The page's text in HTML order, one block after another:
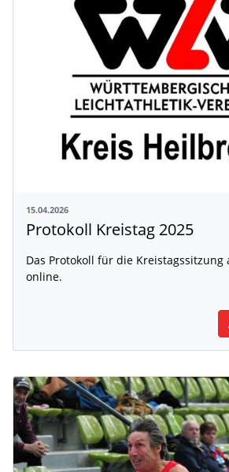
15.04.2026
Protokoll Kreistag 2025
Das Protokoll für die Kreistagssitzung
online.